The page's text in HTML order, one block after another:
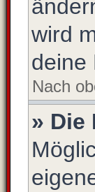
wird
deine
Nach
» Die